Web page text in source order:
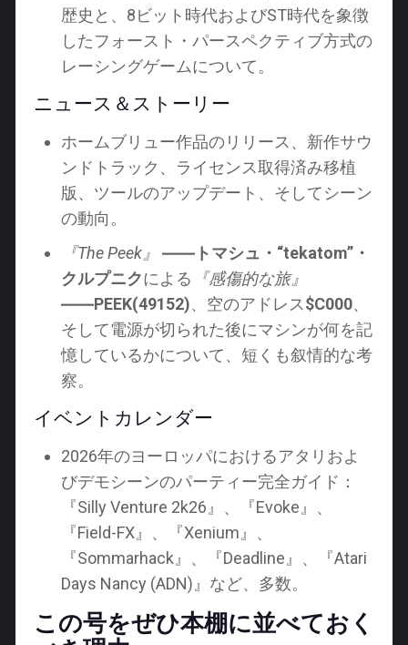
歴史と、8ビット時代およびST時代を象徴
したフォースト・パースペクティブ方式の
レーシングゲームについて。
ニュース＆ストーリー
ホームブリュー作品のリリース、新作サウ
ンドトラック、ライセンス取得済み移植
版、ツールのアップデート、そしてシーン
の動向。
『The Peek』
――トマシュ・“tekatom”・
クルプニクによる 『感傷的な旅』
――PEEK(49152)、空のアドレス$C000、
そして電源が切られた後にマシンが何を記
憶しているかについて、短くも叙情的な考
察。
イベントカレンダー
2026年のヨーロッパにおけるアタリおよ
びデモシーンのパーティー完全ガイド：
『Silly Venture 2k26』、『Evoke』、
『Field-FX』、『Xenium』、
『Sommarhack』、『Deadline』、『Atari
Days Nancy (ADN)』など、多数。
この号をぜひ本棚に並べておく